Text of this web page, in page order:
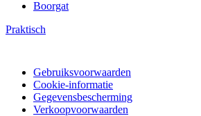
Boorgat
Praktisch
Gebruiksvoorwaarden
Cookie-informatie
Gegevensbescherming
Verkoopvoorwaarden